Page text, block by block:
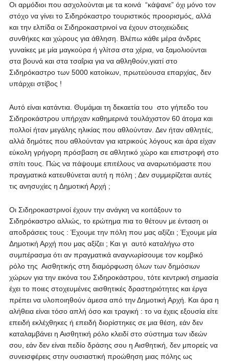
Οι αρμόδιοι που ασχολούνται με τα κοινά “κάψανε” όχι μόνο τον
στόχο να γίνει το Σιδηρόκαστρο τουριστικός προορισμός, αλλά
και την ελπίδα οι Σιδηροκαστρινοί να έχουν στοιχειώδεις
συνθήκες και χώρους για άθληση. Βλέπω κάθε μέρα άνδρες
γυναίκες με μία μαγκούρα ή γλίτσα στα χέρια, να ξαμολιούνται
στα βουνά και στα τσαΐρια για να αθληθούν,γιατί στο
Σιδηρόκαστρο των 5000 κατοίκων, πρωτεύουσα επαρχίας, δεν
υπάρχει στίβος !
Αυτό είναι κατάντια. Θυμάμαι τη δεκαετία του στο γήπεδο του
Σιδηροκάστρου υπήρχαν καθημερινά τουλάχιστον 60 άτομα και
πολλοί ήταν μεγάλης ηλικίας που αθλούνταν. Δεν ήταν αθλητές,
αλλά δημότες που αθλούνταν για ιατρικούς λόγους και άρα είχαν
εύκολη γρήγορη πρόσβαση σε αθλητικό χώρο και επιστροφή στο
σπίτι τους. Πώς να πάψουμε επιτέλους να αναρωτιόμαστε που
πραγματικά κατευθύνεται αυτή η πόλη ; Δεν συμμερίζεται αυτές
τις ανησυχίες η Δημοτική Αρχή ;
Οι Σιδηροκαστρινοί έχουν την ανάγκη να κοιτάξουν το
Σιδηρόκαστρο αλλιώς, το ερώτημα πια το θέτουν με ένταση οι
αποδράσεις τους : Έχουμε την πόλη που μας αξίζει ; Έχουμε μία
Δημοτική Αρχή που μας αξίζει ; Και γι αυτό καταλήγω στο
συμπέρασμα ότι αν πραγματικά αναγνωρίσουμε τον κομβικό
ρόλο της Αισθητικής στη διαμόρφωση όλων των δημόσιων
χώρων για την εικόνα του Σιδηροκάστρου, τότε κεντρική σημασία
έχει το ποιες στοχευμένες αισθητικές δραστηριότητες και έργα
πρέπει να υλοποιηθούν άμεσα από την Δημοτική Αρχή. Και άρα η
αλήθεια είναι τόσο απλή όσο και τραγική : το να έχεις εξουσία είτε
επειδή εκλέχθηκες ή επειδή διορίστηκες σε μια θέση, εάν δεν
καταλαμβάνει η Αισθητική ρόλο κλειδί στο σύστημα των ιδεών
σου, εάν δεν είναι πεδίο δράσης σου η Αισθητική, δεν μπορείς να
συνεισφέρεις στην ουσιαστική προώθηση μιας πόλης ως